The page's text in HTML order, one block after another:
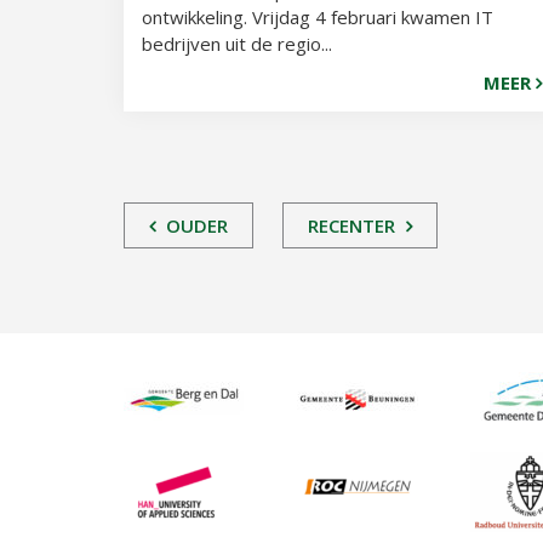
ontwikkeling. Vrijdag 4 februari kwamen IT
bedrijven uit de regio...
MEER
OUDER RECENTER